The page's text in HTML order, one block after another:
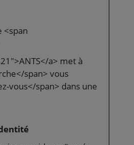
<span
a> met à
span> vous
vous</span> dans une